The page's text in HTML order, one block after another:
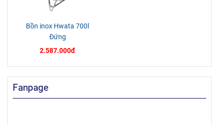
Bồn inox Hwata 700l
Đứng
2.587.000đ
Fanpage